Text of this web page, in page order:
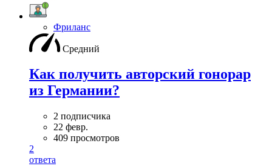
Фриланс
Средний
Как получить авторский гонорар
из Германии?
2 подписчика
22 февр.
409 просмотров
2
ответа